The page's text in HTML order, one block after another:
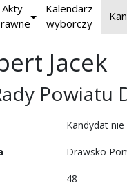
Akty
Kalendarz
wyborczy
Jacek
Powiatu
Kandydat nie
Drawsko
48